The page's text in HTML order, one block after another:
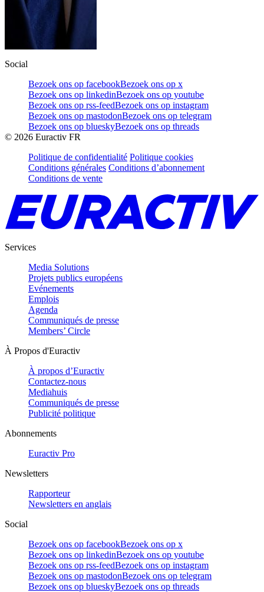
Social
Bezoek ons op facebookBezoek ons op x
Bezoek ons op linkedinBezoek ons op youtube
Bezoek ons op rss-feedBezoek ons op instagram
Bezoek ons op mastodonBezoek ons op telegram
Bezoek ons op blueskyBezoek ons op threads
© 2026 Euractiv FR
Politique de confidentialité Politique cookies
Conditions générales Conditions d’abonnement
Conditions de vente
Services
Media Solutions
Projets publics européens
Evénements
Emplois
Agenda
Communiqués de presse
Members’ Circle
À Propos d'Euractiv
À propos d’Euractiv
Contactez-nous
Mediahuis
Communiqués de presse
Publicité politique
Abonnements
Euractiv Pro
Newsletters
Rapporteur
Newsletters en anglais
Social
Bezoek ons op facebookBezoek ons op x
Bezoek ons op linkedinBezoek ons op youtube
Bezoek ons op rss-feedBezoek ons op instagram
Bezoek ons op mastodonBezoek ons op telegram
Bezoek ons op blueskyBezoek ons op threads